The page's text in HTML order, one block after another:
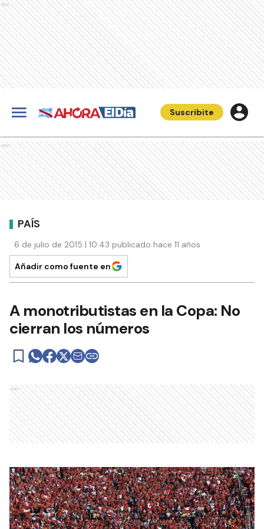
Ads
Suscribite
Ads
PAÍS
6 de julio de 2015 | 10:43 publicado hace 11 años
Añadir como fuente en
A monotributistas en la Copa: No
cierran los números
Ads